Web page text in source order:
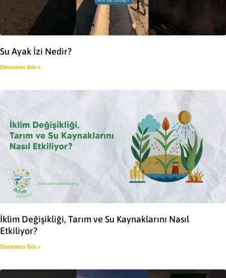
Su Ayak İzi Nedir?
Devamını Gör »
İklim Değişikliği, Tarım ve Su Kaynaklarını Nasıl
Etkiliyor?
Devamını Gör »